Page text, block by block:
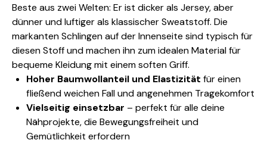
Beste aus zwei Welten: Er ist dicker als Jersey, aber
dünner und luftiger als klassischer Sweatstoff. Die
markanten Schlingen auf der Innenseite sind typisch für
diesen Stoff und machen ihn zum idealen Material für
bequeme Kleidung mit einem soften Griff.
Hoher Baumwollanteil und Elastizität für einen
fließend weichen Fall und angenehmen Tragekomfort
Vielseitig einsetzbar – perfekt für alle deine
Nähprojekte, die Bewegungsfreiheit und
Gemütlichkeit erfordern